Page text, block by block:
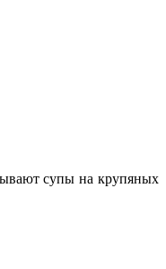
супы на крупяных